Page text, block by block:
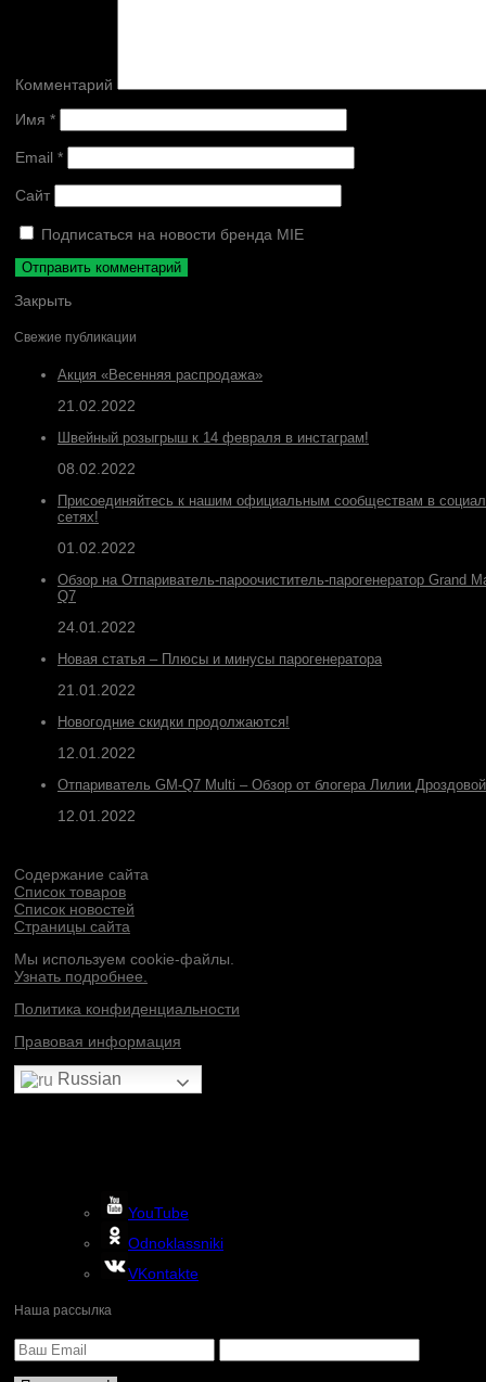
Комментарий
Имя *
Email *
Сайт
Подписаться на новости бренда MIE
Закрыть
Свежие публикации
Акция «Весенняя распродажа»
21.02.2022
Швейный розыгрыш к 14 февраля в инстаграм!
08.02.2022
Присоединяйтесь к нашим официальным сообществам в
сетях!
01.02.2022
Обзор на Отпариватель-пароочиститель-парогенератор Grand
Q7
24.01.2022
Новая статья – Плюсы и минусы парогенератора
21.01.2022
Новогодние скидки продолжаются!
12.01.2022
Отпариватель GM-Q7 Multi – Обзор от блогера Лилии Дроздовой
12.01.2022
Содержание сайта
Список товаров
Список новостей
Страницы сайта
Мы используем cookie-файлы.
Узнать подробнее.
Политика конфиденциальности
Правовая информация
Russian
YouTube
Odnoklassniki
VKontakte
Наша рассылка